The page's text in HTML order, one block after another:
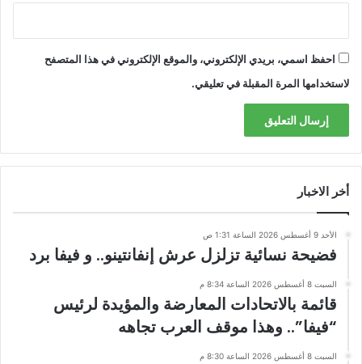
احفظ اسمي، بريدي الإلكتروني، والموقع الإلكتروني في هذا المتصفح
لاستخدامها المرة المقبلة في تعليقي.
أخر الاخبار
الأحد 9 أغسطس 2026 الساعة 1:31 ص
فضيحة نسائية تزلزل عرش إنفانتينو.. و فيفا برد
السبت 8 أغسطس 2026 الساعة 8:34 م
قائمة بالاتحادات المعارضة والمؤيدة لرئيس
“فيفا”.. وهذا موقف العرب تجاهه
السبت 8 أغسطس 2026 الساعة 8:30 م